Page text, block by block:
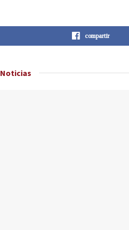
compartir
Noticias